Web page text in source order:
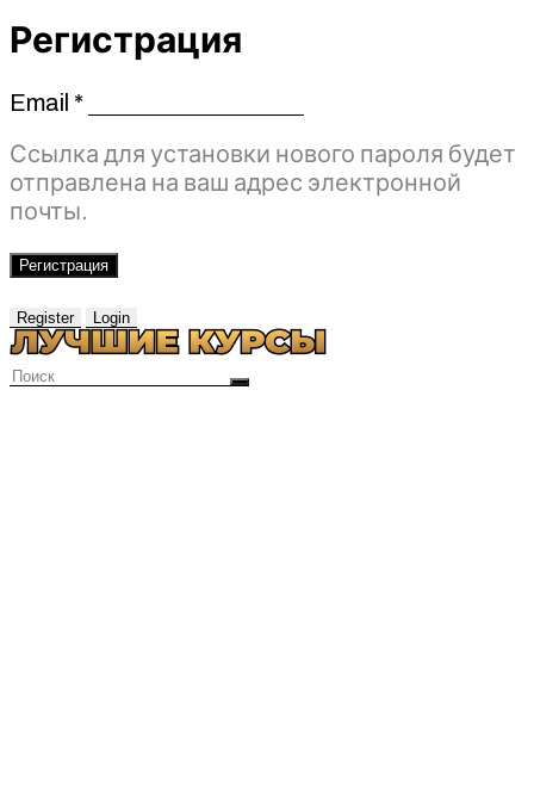
Регистрация
Email *Обязательно
Ссылка для установки нового пароля будет
отправлена ​​на ваш адрес электронной
почты.
Регистрация
Register Login